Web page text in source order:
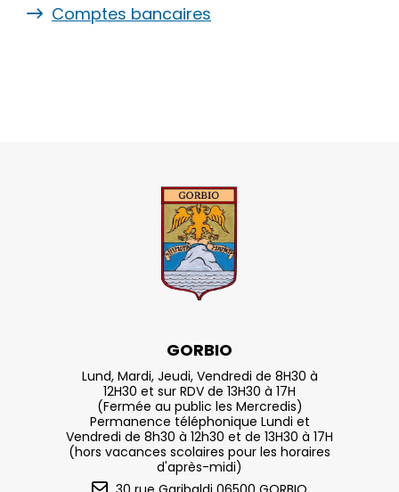
Comptes bancaires
GORBIO
Lund, Mardi, Jeudi, Vendredi de 8H30 à
12H30 et sur RDV de 13H30 à 17H
(Fermée au public les Mercredis)
Permanence téléphonique Lundi et
Vendredi de 8h30 à 12h30 et de 13H30 à 17H
(hors vacances scolaires pour les horaires
d'après-midi)